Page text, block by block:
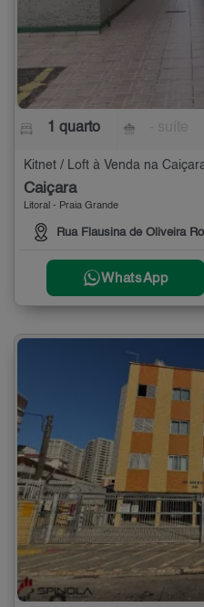
1 quarto
Kitnet / Loft à Venda na
Caiçara
Litoral - Praia Grande
Rua Flausina de Oliveira
WhatsApp